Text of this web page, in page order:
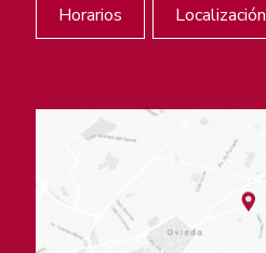
Horarios Localización